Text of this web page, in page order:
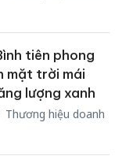
tiên phong
mặt trời mái
lượng xanh
Thương hiệu doanh